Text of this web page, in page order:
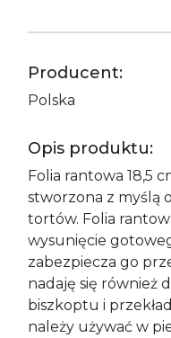
Producent:
Polska
Opis produktu:
Folia rantowa 18,5
stworzona z myślą
tortów. Folia
wysunięcie
zabezpiecza go
nadaję się również
biszkoptu i
należy używać w